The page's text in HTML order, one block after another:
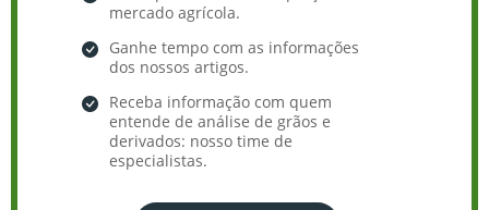
mercado agrícola.
Ganhe tempo com as informações
dos nossos artigos.
Receba informação com quem
entende de análise de grãos e
derivados: nosso time de
especialistas.